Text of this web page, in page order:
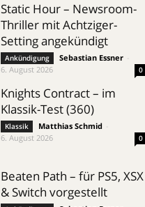
Static Hour – Newsroom-
Thriller mit Achtziger-
Setting angekündigt
Ankündigung Sebastian Essner
6. August 2026
0
Knights Contract – im
Klassik-Test (360)
Klassik Matthias Schmid
6. August 2026
0
Beaten Path – für PS5, XSX
& Switch vorgestellt